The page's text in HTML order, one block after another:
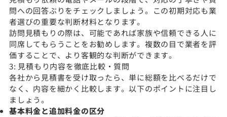
問への回答ぶりをチェックしましょう。この初期対応も業
者選びの重要な判断材料となります。
訪問見積もりの際は、可能であれば家族や信頼できる人に
同席してもらうことをお勧めします。複数の目で業者を評
価することで、より客観的な判断ができます。
3: 見積もり内容を徹底比較・質問
各社から見積書を受け取ったら、単に総額を比べるだけで
なく、内容を細かく比較します。以下のポイントに注目し
ましょう。
基本料金と追加料金の区分